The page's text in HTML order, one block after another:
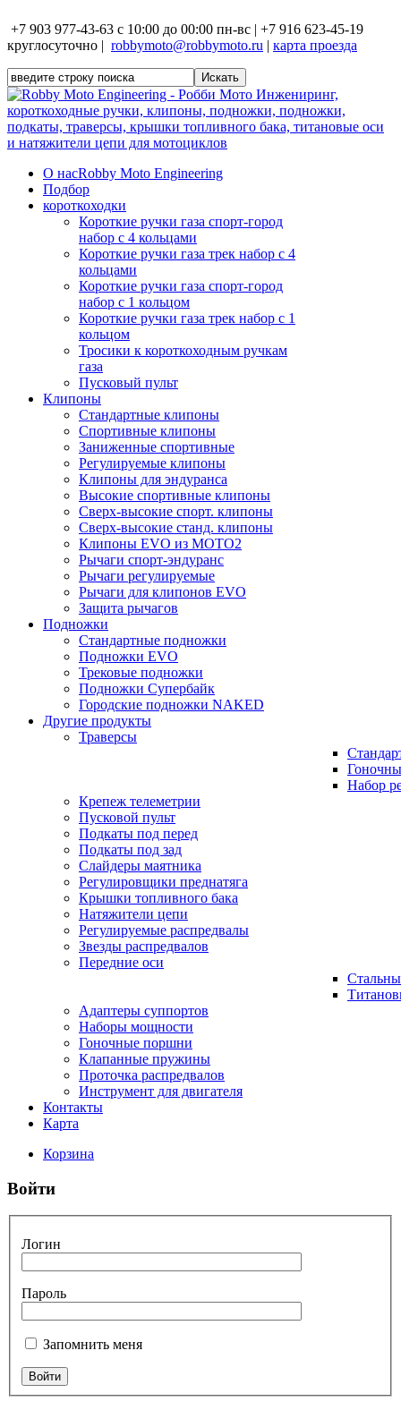
+7 903 977-43-63 с 10:00 до 00:00 пн-вс | +7 916 623-45-19
круглосуточно | robbymoto@robbymoto.ru | карта проезда
О насRobby Moto Engineering
Подбор
короткоходки
Короткие ручки газа спорт-город
набор с 4 кольцами
Короткие ручки газа трек набор с 4
кольцами
Короткие ручки газа спорт-город
набор с 1 кольцом
Короткие ручки газа трек набор с 1
кольцом
Тросики к короткоходным ручкам
газа
Пусковый пульт
Клипоны
Стандартные клипоны
Спортивные клипоны
Заниженные спортивные
Регулируемые клипоны
Клипоны для эндуранса
Высокие спортивные клипоны
Сверх-высокие спорт. клипоны
Сверх-высокие станд. клипоны
Клипоны EVO из MOTO2
Рычаги спорт-эндуранс
Рычаги регулируемые
Рычаги для клипонов EVO
Защита рычагов
Подножки
Стандартные подножки
Подножки EVO
Трековые подножки
Подножки Супербайк
Городские подножки NAKED
Другие продукты
Траверсы
Набор
Крепеж телеметрии
Пусковой пульт
Подкаты под перед
Подкаты под зад
Слайдеры маятника
Регулировщики преднатяга
Крышки топливного бака
Натяжители цепи
Регулируемые распредвалы
Звезды распредвалов
Передние оси
Адаптеры суппортов
Наборы мощности
Гоночные поршни
Клапанные пружины
Проточка распредвалов
Инструмент для двигателя
Контакты
Карта
Корзина
Войти
Логин
Пароль
Запомнить меня